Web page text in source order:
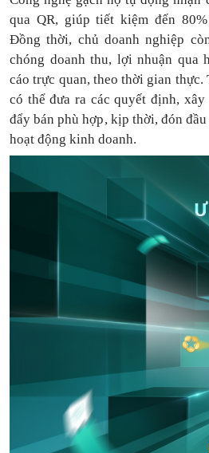
qua QR, giúp tiết kiệm đến
Đồng thời, chủ doanh nghiệp
chóng doanh thu, lợi nhuận qua
cáo trực quan, theo thời gian thực.
có thểđưa ra các quyết định, xây
đẩy bán phù hợp, kịp thời, đón
hoạt động kinh doanh.